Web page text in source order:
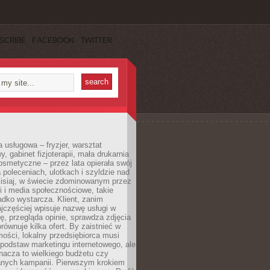
FACEBOOK TWITTER
usługowa – fryzjer, warsztat
gabinet fizjoterapii, mała drukarnia
– przez lata opierała swój
poleceniach, ulotkach i szyldzie nad
w świecie zdominowanym przez
i media społecznościowe, takie
wystarcza. Klient, zanim
wpisuje nazwę usługi w
przegląda opinie, sprawdza zdjęcia
kilka ofert. By zaistnieć w
lokalny przedsiębiorca musi
marketingu internetowego, ale
to wielkiego budżetu czy
kampanii. Pierwszym krokiem